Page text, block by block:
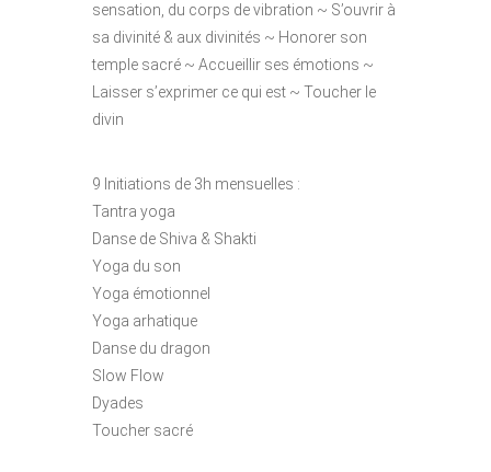
sensation, du corps de vibration ~ S’ouvrir à
sa divinité & aux divinités ~ Honorer son
temple sacré ~ Accueillir ses émotions ~
Laisser s’exprimer ce qui est ~ Toucher le
divin
9 Initiations de 3h mensuelles :
Tantra yoga
Danse de Shiva & Shakti
Yoga du son
Yoga émotionnel
Yoga arhatique
Danse du dragon
Slow Flow
Dyades
Toucher sacré